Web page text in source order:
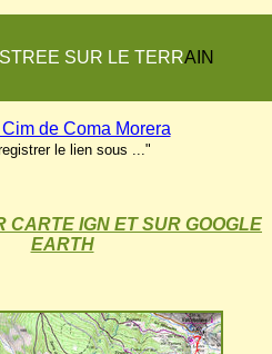
STREE SUR LE TERRA N
de Coma Morera
le lien sous ..."
CARTE IGN ET SUR GOOGLE
EARTH